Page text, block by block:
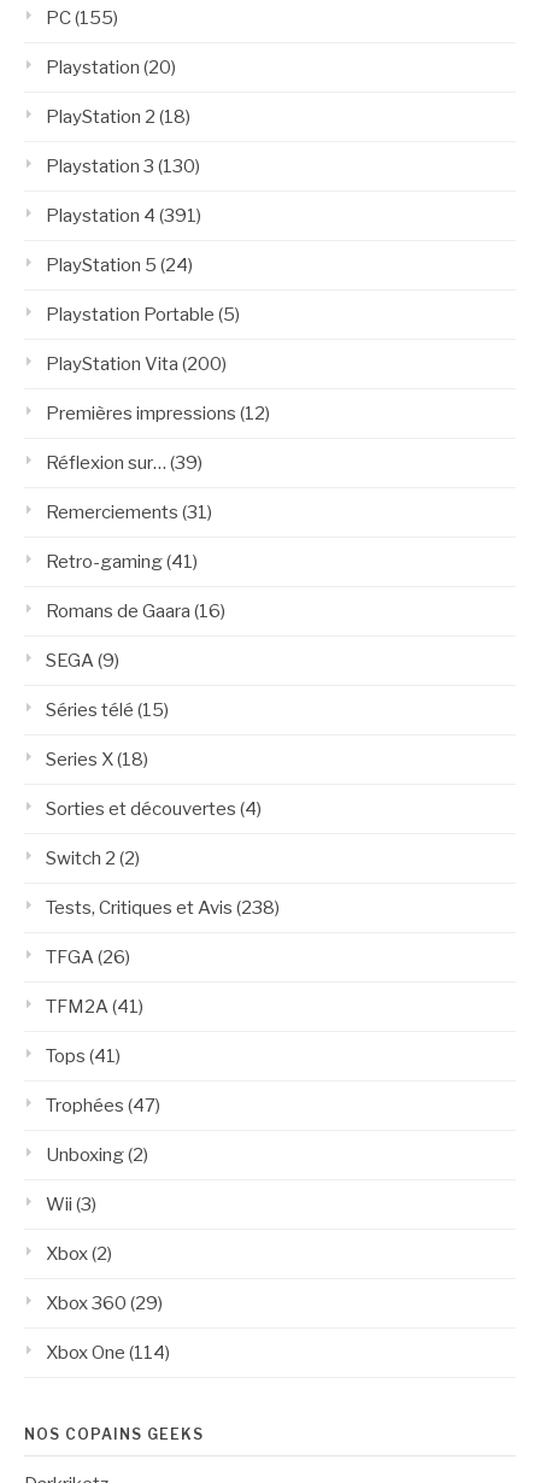
PC(155)
Playstation (20)
PlayStation 2 (18)
Playstation 3 (130)
Playstation 4 (391)
PlayStation 5 (24)
Playstation Portable (5)
PlayStation Vita (200)
Premières impressions (12)
Réflexion sur… (39)
Remerciements (31)
Retro-gaming(41)
Romans de Gaara (16)
SEGA(9)
Séries télé (15)
Series X(18)
Sorties et découvertes (4)
Switch 2 (2)
Tests, Critiques et Avis (238)
TFGA(26)
TFM2A(41)
Tops (41)
Trophées (47)
Unboxing(2)
Wii (3)
Xbox(2)
Xbox 360 (29)
Xbox One (114)
NOS COPAINS GEEKS